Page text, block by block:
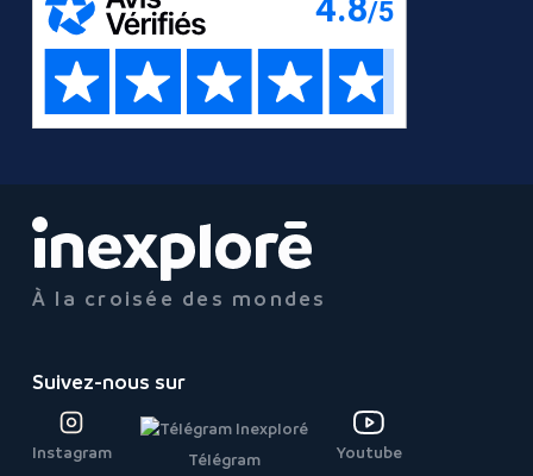
À la croisée des mondes
Suivez-nous sur
Instagram Télégram Youtube